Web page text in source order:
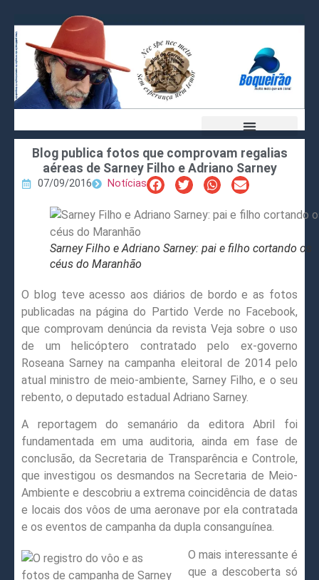
Blog publica fotos que comprovam regalias
aéreas de Sarney Filho e Adriano Sarney
07/09/2016 Notícias
Sarney Filho e Adriano Sarney: pai e filho cortando os
céus do Maranhão
O blog teve acesso aos diários de bordo e as fotos
publicadas na página do Partido Verde no Facebook,
que comprovam denúncia da revista Veja sobre o uso
de um helicóptero contratado pelo ex-governo
Roseana Sarney na campanha eleitoral de 2014 pelo
atual ministro de meio-ambiente, Sarney Filho, e o seu
rebento, o deputado estadual Adriano Sarney.
A reportagem do semanário da editora Abril foi
fundamentada em uma auditoria, ainda em fase de
conclusão, da Secretaria de Transparência e Controle,
que investigou os desmandos na Secretaria de Meio-
Ambiente e descobriu a extrema coincidência de datas
e locais dos vôos de uma aeronave por ela contratada
e os eventos de campanha da dupla consanguínea.
O mais interessante é
que a descoberta só